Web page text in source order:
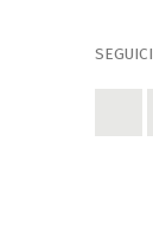
SEGUICI